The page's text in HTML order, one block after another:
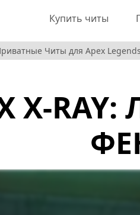
Купить читы
Читы для Apex
X-